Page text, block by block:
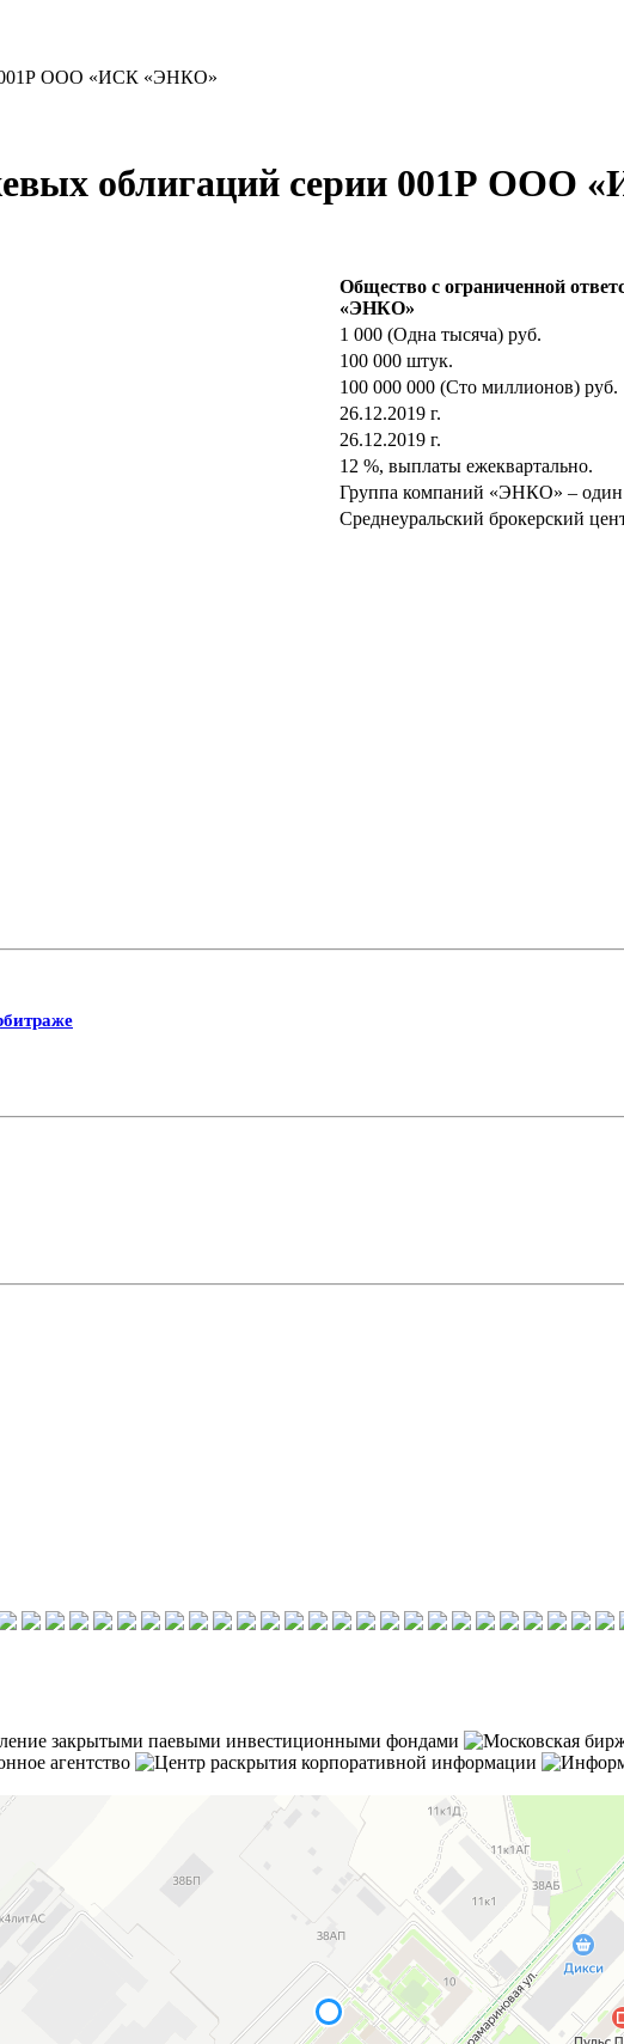
001Р ООО «ИСК «ЭНКО»
облигаций серии 001Р ООО
Общество с ограниченной
«ЭНКО»
1 000 (Одна тысяча) руб.
100 000 штук.
100 000 000 (Сто миллионов) руб.
26.12.2019 г.
26.12.2019 г.
12 %, выплаты ежеквартально.
Группа компаний «ЭНКО» – один
Среднеуральский брокерский